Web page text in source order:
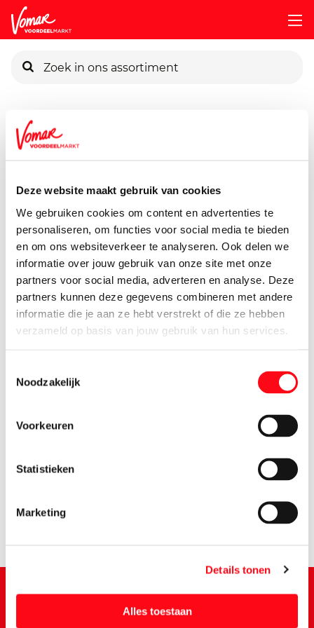
Deze website maakt gebruik van cookies
We gebruiken cookies om content en advertenties te
personaliseren, om functies voor social media te bieden
en om ons websiteverkeer te analyseren. Ook delen we
informatie over jouw gebruik van onze site met onze
partners voor social media, adverteren en analyse. Deze
partners kunnen deze gegevens combineren met andere
informatie die je aan ze hebt verstrekt of die ze hebben
verzameld op basis van jouw gebruik van hun services.
Noodzakelijk
Voorkeuren
Statistieken
Marketing
Details tonen
Alles toestaan
Pincode vergeten
Persoonlijk KIK-account
Assortiment
38 stuks
3.15